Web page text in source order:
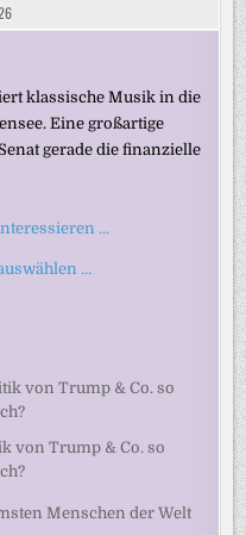
klassische Musik in die
Eine großartige
gerade die finanzielle
…
…
von Trump & Co. so